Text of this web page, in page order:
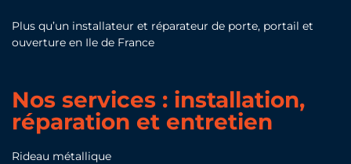
Plus qu’un installateur et réparateur de porte, portail et
ouverture en Ile de France
Nos services : installation,
réparation et entretien
Rideau métallique